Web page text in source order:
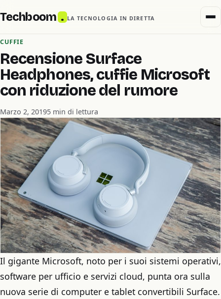
Techboom . LA TECNOLOGIA IN DIRETTA
CUFFIE
Recensione Surface
Headphones, cuffie Microsoft
con riduzione del rumore
Marzo 2, 20195 min di lettura
Il gigante Microsoft, noto per i suoi sistemi operativi,
software per ufficio e servizi cloud, punta ora sulla
nuova serie di computer e tablet convertibili Surface.